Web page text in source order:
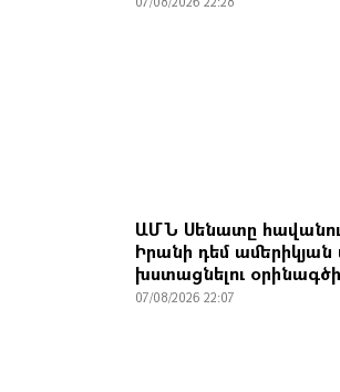
ԱՄՆ Սենատը
Իրանի դեմ
խստացնելու
07/08/2026 22:07